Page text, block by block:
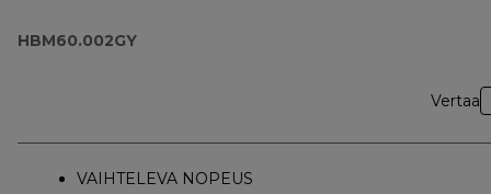
HBM60.002GY
Vertaa
VAIHTELEVA NOPEUS